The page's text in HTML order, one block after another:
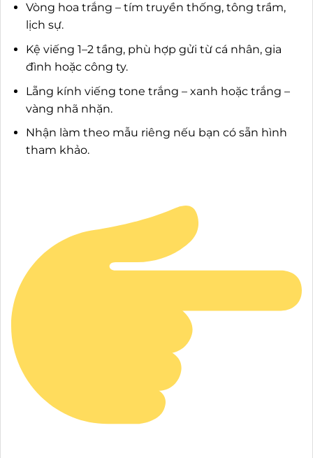
Vòng hoa trắng – tím truyền thống, tông trầm,
lịch sự.
Kệ viếng 1–2 tầng, phù hợp gửi từ cá nhân, gia
đình hoặc công ty.
Lẵng kính viếng tone trắng – xanh hoặc trắng –
vàng nhã nhặn.
Nhận làm theo mẫu riêng nếu bạn có sẵn hình
tham khảo.